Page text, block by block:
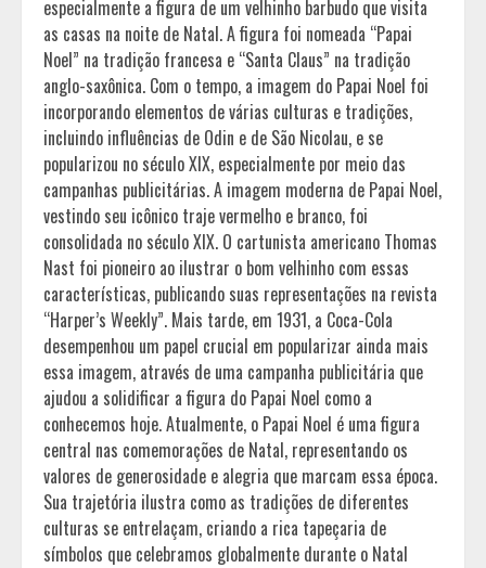
especialmente a figura de um velhinho barbudo que visita
as casas na noite de Natal. A figura foi nomeada “Papai
Noel” na tradição francesa e “Santa Claus” na tradição
anglo-saxônica. Com o tempo, a imagem do Papai Noel foi
incorporando elementos de várias culturas e tradições,
incluindo influências de Odin e de São Nicolau, e se
popularizou no século XIX, especialmente por meio das
campanhas publicitárias. A imagem moderna de Papai Noel,
vestindo seu icônico traje vermelho e branco, foi
consolidada no século XIX. O cartunista americano Thomas
Nast foi pioneiro ao ilustrar o bom velhinho com essas
características, publicando suas representações na revista
“Harper’s Weekly”. Mais tarde, em 1931, a Coca-Cola
desempenhou um papel crucial em popularizar ainda mais
essa imagem, através de uma campanha publicitária que
ajudou a solidificar a figura do Papai Noel como a
conhecemos hoje. Atualmente, o Papai Noel é uma figura
central nas comemorações de Natal, representando os
valores de generosidade e alegria que marcam essa época.
Sua trajetória ilustra como as tradições de diferentes
culturas se entrelaçam, criando a rica tapeçaria de
símbolos que celebramos globalmente durante o Natal